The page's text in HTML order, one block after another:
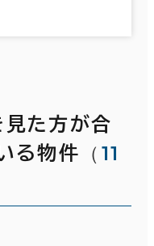
た方が合
る物件
（ 11